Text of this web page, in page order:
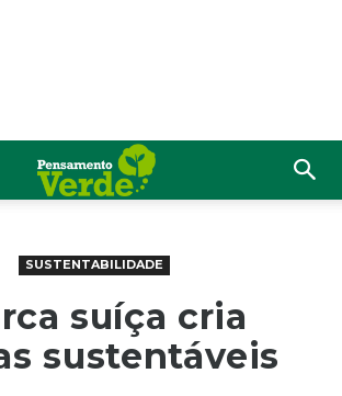
SUSTENTABILIDADE
suíça cria
sustentáveis